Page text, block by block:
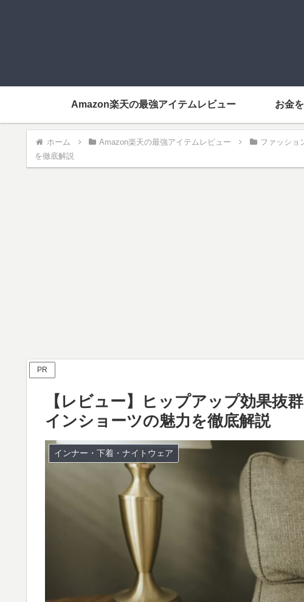
Amazon楽天の最強アイテムレビュー お金
ホーム Amazon楽天の最強アイテムレビュー ファッショ
を徹底解説
PR
【レビュー】ヒップアップ効果抜
インショーツの魅力を徹底解説
インナー・下着・ナイトウェア